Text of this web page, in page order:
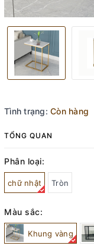
Tình trạng: Còn hàng
TỔNG QUAN
Phân loại:
chữ nhật Tròn
Màu sắc:
Khung vàng